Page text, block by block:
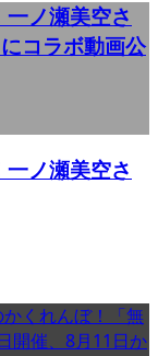
ノ瀬美空さ
コラボ動画公
ノ瀬美空さ